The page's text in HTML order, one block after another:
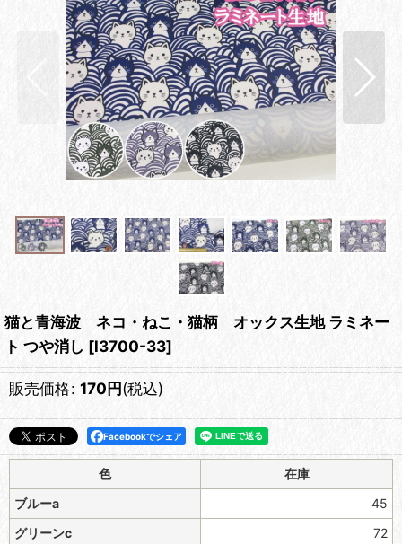
猫と青海波 ネコ・ねこ・猫柄 オックス生地 ラミネー
ト つや消し [l3700-33]
販売価格: 170円(税込)
Facebookでシェア
色
在庫
ブルーa
45
グリーンc
72